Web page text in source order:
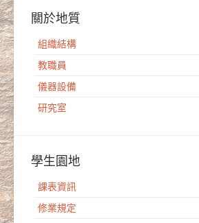
關於地質
組織結構
教職員
儀器設備
研究室
學生園地
課表資訊
修業規定